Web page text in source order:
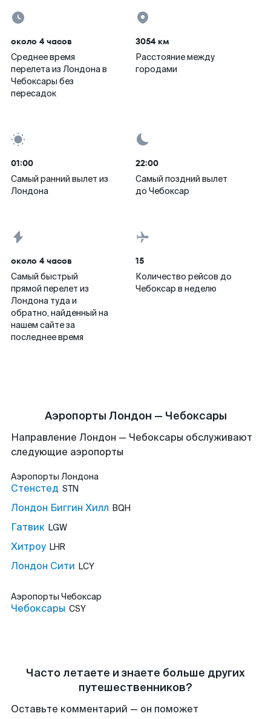
около 4 часов
Среднее время
перелета из Лондона в
Чебоксары без
пересадок
3054 км
Расстояние между
городами
01:00
Самый ранний вылет из
Лондона
22:00
Самый поздний вылет
до Чебоксар
около 4 часов
Самый быстрый
прямой перелет из
Лондона туда и
обратно, найденный на
нашем сайте за
последнее время
15
Количество рейсов до
Чебоксар в неделю
Аэропорты Лондон — Чебоксары
Направление Лондон — Чебоксары обслуживают
следующие аэропорты
Аэропорты Лондона
Стенстед STN
Лондон Биггин Хилл BQH
Гатвик LGW
Хитроу LHR
Лондон Сити LCY
Аэропорты Чебоксар
Чебоксары CSY
Часто летаете и знаете больше других
путешественников?
Оставьте комментарий — он поможет